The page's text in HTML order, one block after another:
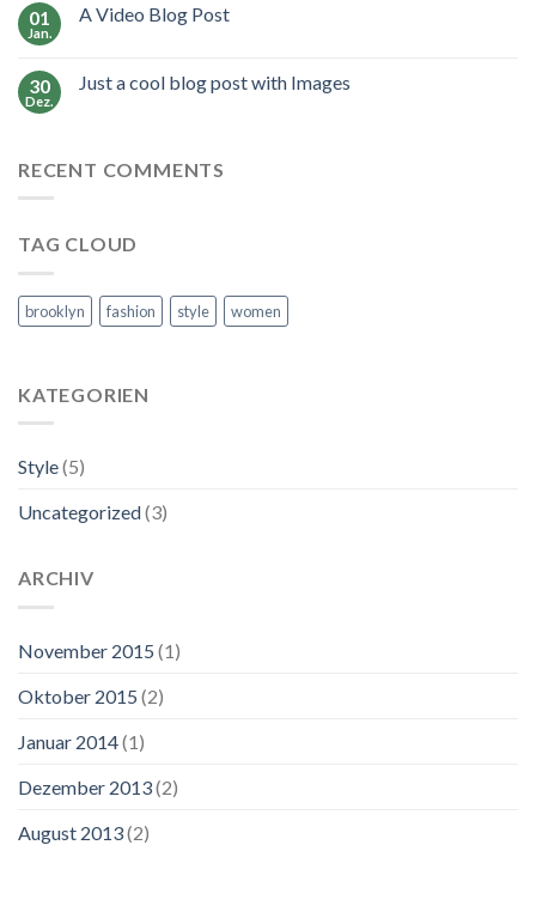
01
Jan.
A Video Blog Post
30
Dez.
Just a cool blog post with Images
RECENT COMMENTS
TAG CLOUD
brooklyn fashion style women
KATEGORIEN
Style(5)
Uncategorized(3)
ARCHIV
November 2015 (1)
Oktober 2015 (2)
Januar 2014(1)
Dezember 2013(2)
August 2013(2)